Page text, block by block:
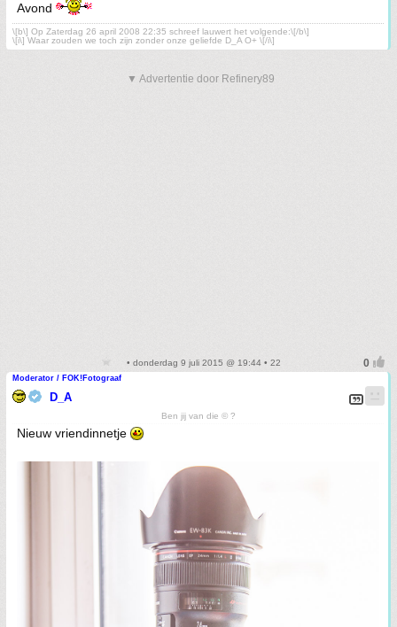
Avond
\[b\] Op Zaterdag 26 april 2008 22:35 schreef lauwert het volgende:\[/b\]
\[i\] Waar zouden we toch zijn zonder onze geliefde D_A O+ \[/i\]
▼ Advertentie door Refinery89
• donderdag 9 juli 2015 @ 19:44 • 22
Moderator / FOK!Fotograaf
D_A
Ben jij van die © ?
Nieuw vriendinnetje